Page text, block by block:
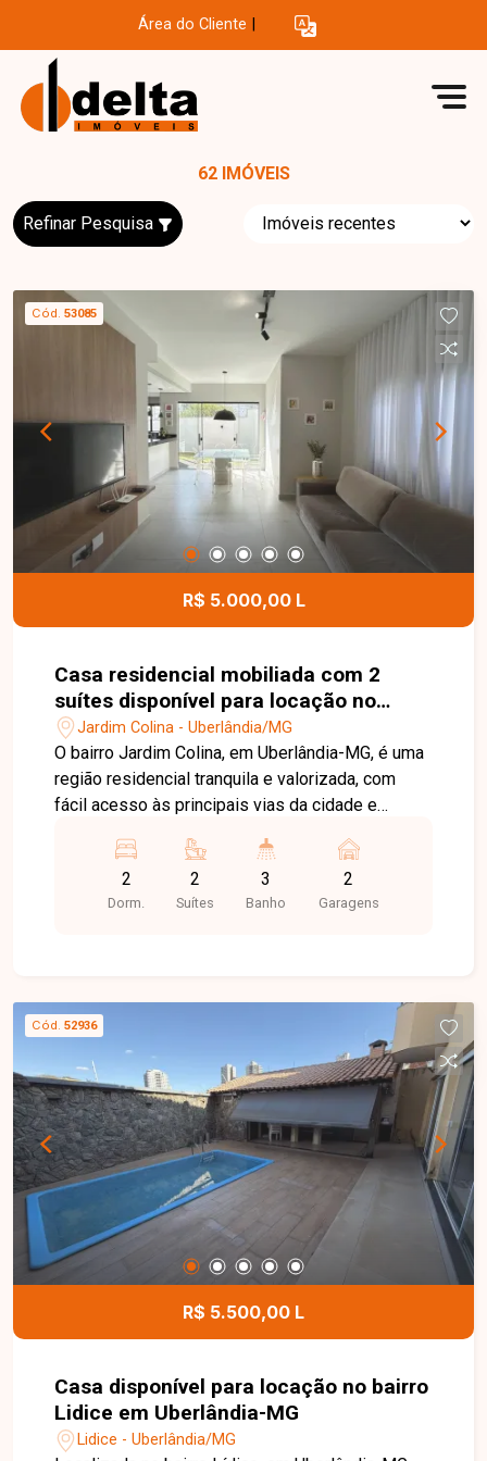
Área do Cliente
62 IMÓVEIS
Refinar Pesquisa
Cód. 53085
R$ 5.000,00 L
Casa residencial mobiliada com 2
suítes disponível para locação no
bairro Jardim Colina em Uberlândia-
MG
Jardim Colina - Uberlândia/MG
O bairro Jardim Colina, em Uberlândia-MG, é uma
região residencial tranquila e valorizada, com
fácil acesso às principais vias da cidade e
supermercados, escolas, farmácias e diversos
comércios, oferece praticidade, segurança e
qualidade de vida para toda a família. Linda casa
rack/painel com TV, mesa com cadeiras e
cortinas, lavabo, cozinha com armários
planejados, bancada, geladeira, cooktop e
eletrodomésticos, além de área de serviço com
tanque. No 2º piso, dispõe de 02 suítes
completas, ambas com armários planejados e ar-
condicionado, sendo uma com cama de casal e
sacada, e outra com duas camas de solteiro. O
imóvel possui ainda 02 vagas de garagem, portão
eletrônico, interfone, cerca elétrica e concertina,
oferecendo conforto, segurança e praticidade
informações e agende uma visita para conhecer
2
Dorm.
2
Suítes
3
Banho
2
Garagens
Cód. 52936
R$ 5.500,00 L
Casa disponível para locação no bairro
Lidice em Uberlândia-MG
Lidice - Uberlândia/MG